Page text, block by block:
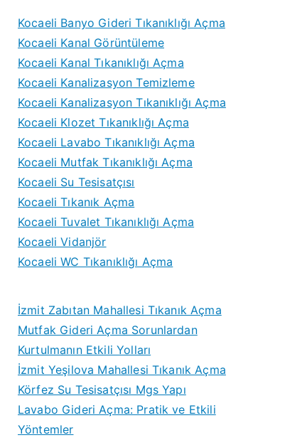
Kocaeli Banyo Gideri Tıkanıklığı Açma
Kocaeli Kanal Görüntüleme
Kocaeli Kanal Tıkanıklığı Açma
Kocaeli Kanalizasyon Temizleme
Kocaeli Kanalizasyon Tıkanıklığı Açma
Kocaeli Klozet Tıkanıklığı Açma
Kocaeli Lavabo Tıkanıklığı Açma
Kocaeli Mutfak Tıkanıklığı Açma
Kocaeli Su Tesisatçısı
Kocaeli Tıkanık Açma
Kocaeli Tuvalet Tıkanıklığı Açma
Kocaeli Vidanjör
Kocaeli WC Tıkanıklığı Açma
İzmit Zabıtan Mahallesi Tıkanık Açma
Mutfak Gideri Açma Sorunlardan
Kurtulmanın Etkili Yolları
İzmit Yeşilova Mahallesi Tıkanık Açma
Körfez Su Tesisatçısı Mgs Yapı
Lavabo Gideri Açma: Pratik ve Etkili
Yöntemler